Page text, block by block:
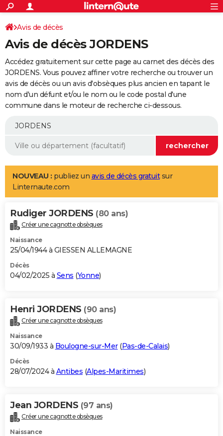
ACTUALITÉS
Politique
Société
Faits Divers
Education
Monde
Villes
+
SPORT
Coupe du monde 2026
Football
Tennis
Cyclisme
Rugby
Forum
Programme TV
TNT
Streaming
Cinéma
Sorties cinéma
Musique
+
FINANCE
Retraite
Epargne
Immobilier
Risques naturels par ville
Banque
Assurance
AUTO
Essais
Réserver un essai
Citadines
Berlines
SUV
Forum auto
+
Mobiles
Meilleur smartphone
Internet
Ordinateurs
Jeux vidéo
Guide high-tech
Aménagement intérieur
LIFESTYLE
Art de vivre
Bien-être
Loisirs
Mode
Modes de vie
Alimentation
Guide de la santé
Maladies
Médicaments
Sommeil
VOYAGE
Destinations
City break
Voyage nature
Voyage de noces
Forum
Climat
+PHOTO
GUIDES D'ACHAT
BONS PLANS
Carte de Noël
Carte Bonne année
Carte Saint-Valentin
Carte Pâques
Carte d'anniversaire
DICTIONNAIRE
Dictionnaire
Biographies
Citations
Expressions
Proverbes
PROGRAMME TV
S'inscrire
Se connecter
Lycées
Collèges
Primaires
Universités
Entreprises
Service militaire
Avis de recherche
AVIS DE DÉCÈS
Bricolage
Lifestyle
Culture
Sport
Auto
Television
Voyage
Cinema
Avis de décès
Avis de décès JORDENS
Accédez gratuitement sur cette page au carnet des décès des
JORDENS. Vous pouvez affiner votre recherche ou trouver un
avis de décès ou un avis d'obsèques plus ancien en tapant le
nom d'un défunt et/ou le nom ou le code postal d'une
commune dans le moteur de recherche ci-dessous.
NOUVEAU : publiez un avis de décès gratuitsur
Linternaute.com
Rudiger JORDENS (80 ans)
Créer une cagnotte obsèques
Naissance
25/04/1944 à GIESSEN ALLEMAGNE
Décès
04/02/2025 à Sens (Yonne)
Henri JORDENS (90 ans)
Créer une cagnotte obsèques
Naissance
30/09/1933 à Boulogne-sur-Mer(Pas-de-Calais)
Décès
28/07/2024 à Antibes (Alpes-Maritimes)
Jean JORDENS (97 ans)
Créer une cagnotte obsèques
Naissance